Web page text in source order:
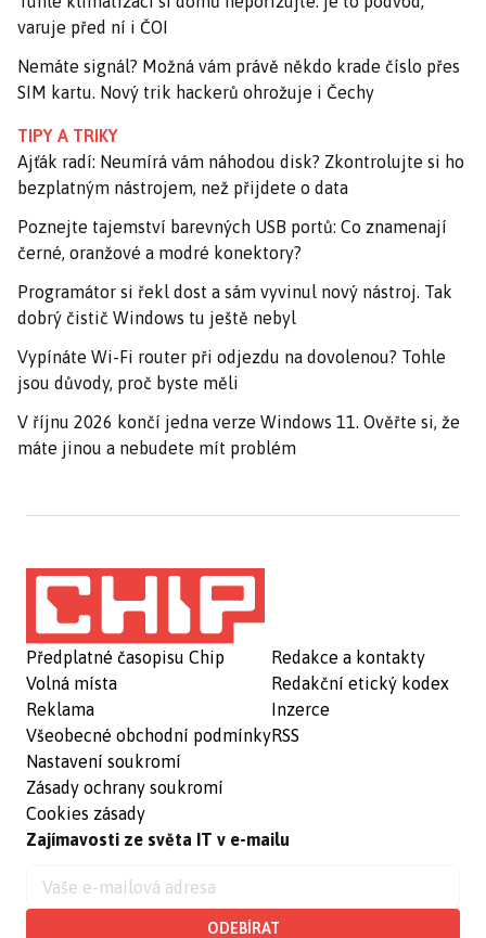
varuje před ní i ČOI
Nemáte signál? Možná vám právě někdo krade číslo přes
SIM kartu. Nový trik hackerů ohrožuje i Čechy
TIPY A TRIKY
Ajťák radí: Neumírá vám náhodou disk? Zkontrolujte si ho
bezplatným nástrojem, než přijdete o data
Poznejte tajemství barevných USB portů: Co znamenají
černé, oranžové a modré konektory?
Programátor si řekl dost a sám vyvinul nový nástroj. Tak
dobrý čistič Windows tu ještě nebyl
Vypínáte Wi-Fi router při odjezdu na dovolenou? Tohle
jsou důvody, proč byste měli
V říjnu 2026 končí jedna verze Windows 11. Ověřte si, že
máte jinou a nebudete mít problém
Předplatné časopisu Chip
Volná místa
Reklama
Všeobecné obchodní podmínky
Nastavení soukromí
Zásady ochrany soukromí
Cookies zásady
Redakce a kontakty
Redakční etický kodex
Inzerce
RSS
Zajímavosti ze světa IT v e-mailu
ODEBÍRAT